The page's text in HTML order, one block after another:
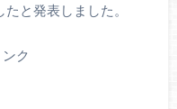
と発表しました。
ク